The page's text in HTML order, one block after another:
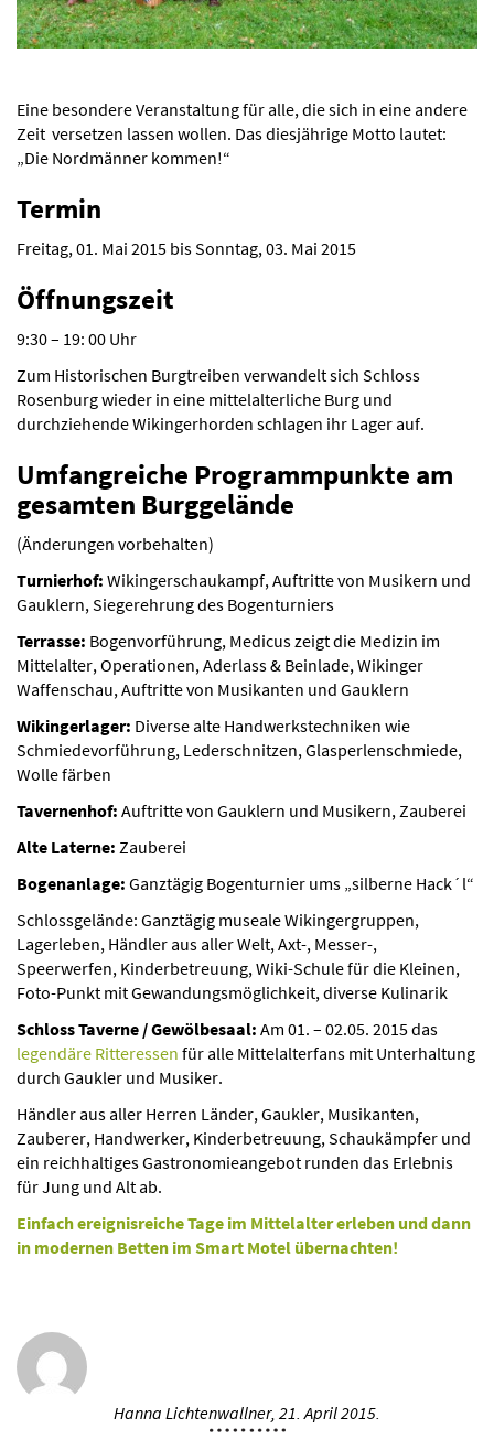
Eine besondere Veranstaltung für alle, die sich in eine andere
Zeit versetzen lassen wollen. Das diesjährige Motto lautet:
„Die Nordmänner kommen!“
Termin
Freitag, 01. Mai 2015 bis Sonntag, 03. Mai 2015
Öffnungszeit
9:30 – 19: 00 Uhr
Zum Historischen Burgtreiben verwandelt sich Schloss
Rosenburg wieder in eine mittelalterliche Burg und
durchziehende Wikingerhorden schlagen ihr Lager auf.
Umfangreiche Programmpunkte am
gesamten Burggelände
(Änderungen vorbehalten)
Turnierhof: Wikingerschaukampf, Auftritte von Musikern und
Gauklern, Siegerehrung des Bogenturniers
Terrasse: Bogenvorführung, Medicus zeigt die Medizin im
Mittelalter, Operationen, Aderlass & Beinlade, Wikinger
Waffenschau, Auftritte von Musikanten und Gauklern
Wikingerlager: Diverse alte Handwerkstechniken wie
Schmiedevorführung, Lederschnitzen, Glasperlenschmiede,
Wolle färben
Tavernenhof: Auftritte von Gauklern und Musikern, Zauberei
Alte Laterne: Zauberei
Bogenanlage: Ganztägig Bogenturnier ums „silberne Hack´l“
Schlossgelände: Ganztägig museale Wikingergruppen,
Lagerleben, Händler aus aller Welt, Axt-, Messer-,
Speerwerfen, Kinderbetreuung, Wiki-Schule für die Kleinen,
Foto-Punkt mit Gewandungsmöglichkeit, diverse Kulinarik
Schloss Taverne / Gewölbesaal: Am 01. – 02.05. 2015 das
legendäre Ritteressen für alle Mittelalterfans mit Unterhaltung
durch Gaukler und Musiker.
Händler aus aller Herren Länder, Gaukler, Musikanten,
Zauberer, Handwerker, Kinderbetreuung, Schaukämpfer und
ein reichhaltiges Gastronomieangebot runden das Erlebnis
für Jung und Alt ab.
Einfach ereignisreiche Tage im Mittelalter erleben und dann
in modernen Betten im Smart Motel übernachten!
Hanna Lichtenwallner, 21. April 2015.